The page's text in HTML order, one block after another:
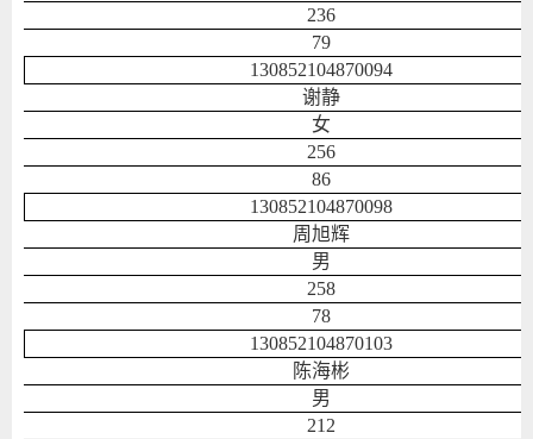
236
79
130852104870094
谢静
女
256
86
130852104870098
周旭辉
男
258
78
130852104870103
陈海彬
男
212